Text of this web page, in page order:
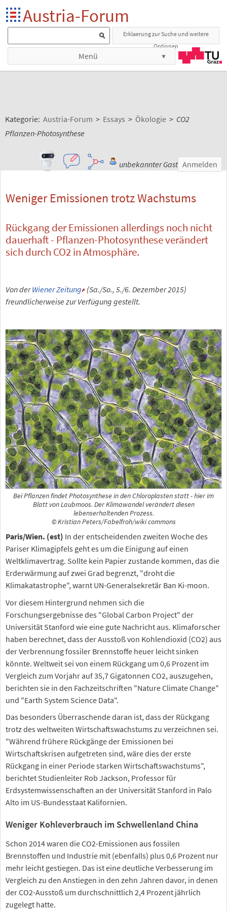
Austria-Forum
Erklaerung zur Suche und weitere
Optionen
Menü
Kategorie: Austria-Forum > Essays > Ökologie > CO2
Pflanzen-Photosynthese
unbekannter Gast Anmelden
Weniger Emissionen trotz Wachstums
Rückgang der Emissionen allerdings noch nicht
dauerhaft - Pflanzen-Photosynthese verändert
sich durch CO2 in Atmosphäre.
Von derWiener Zeitung (Sa./So., 5./6. Dezember 2015)
freundlicherweise zur Verfügung gestellt.
Bei Pflanzen findet Photosynthese in den Chloroplasten statt - hier im
Blatt von Laubmoos. Der Klimawandel verändert diesen
lebenserhaltenden Prozess.
© Kristian Peters/Fabelfroh/wiki commons
Paris/Wien. (est) In der entscheidenden zweiten Woche des
Pariser Klimagipfels geht es um die Einigung auf einen
Weltklimavertrag. Sollte kein Papier zustande kommen, das die
Erderwärmung auf zwei Grad begrenzt, "droht die
Klimakatastrophe", warnt UN-Generalsekretär Ban Ki-moon.
Vor diesem Hintergrund nehmen sich die
Forschungsergebnisse des "Global Carbon Project" der
Universität Stanford wie eine gute Nachricht aus. Klimaforscher
haben berechnet, dass der Ausstoß von Kohlendioxid (CO2) aus
der Verbrennung fossiler Brennstoffe heuer leicht sinken
könnte. Weltweit sei von einem Rückgang um 0,6 Prozent im
Vergleich zum Vorjahr auf 35,7 Gigatonnen CO2, auszugehen,
berichten sie in den Fachzeitschriften "Nature Climate Change"
und "Earth System Science Data".
Das besonders Überraschende daran ist, dass der Rückgang
trotz des weltweiten Wirtschaftswachstums zu verzeichnen sei.
"Während frühere Rückgänge der Emissionen bei
Wirtschaftskrisen aufgetreten sind, wäre dies der erste
Rückgang in einer Periode starken Wirtschaftswachstums",
berichtet Studienleiter Rob Jackson, Professor für
Erdsystemwissenschaften an der Universität Stanford in Palo
Alto im US-Bundesstaat Kalifornien.
Weniger Kohleverbrauch im Schwellenland China
Schon 2014 waren die CO2-Emissionen aus fossilen
Brennstoffen und Industrie mit (ebenfalls) plus 0,6 Prozent nur
mehr leicht gestiegen. Das ist eine deutliche Verbesserung im
Vergleich zu den Anstiegen in den zehn Jahren davor, in denen
der CO2-Ausstoß um durchschnittlich 2,4 Prozent jährlich
zugelegt hatte.